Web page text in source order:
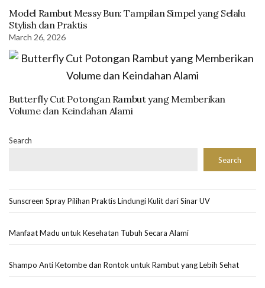
Model Rambut Messy Bun: Tampilan Simpel yang Selalu
Stylish dan Praktis
March 26, 2026
Butterfly Cut Potongan Rambut yang Memberikan
Volume dan Keindahan Alami
Search
Search
Sunscreen Spray Pilihan Praktis Lindungi Kulit dari Sinar UV
Manfaat Madu untuk Kesehatan Tubuh Secara Alami
Shampo Anti Ketombe dan Rontok untuk Rambut yang Lebih Sehat